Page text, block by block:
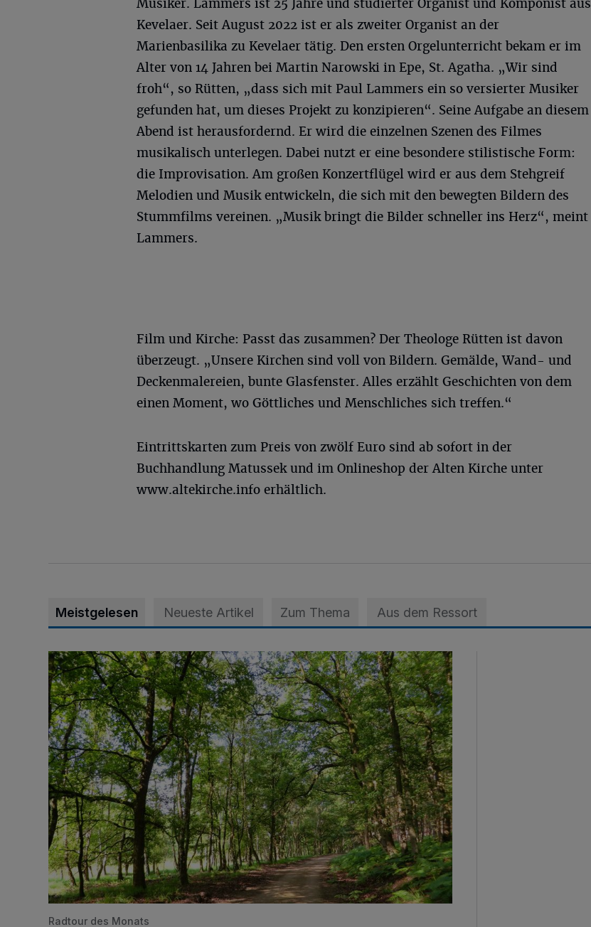
Musiker. Lammers ist 25 Jahre und studierter Organist und Komponist aus
Kevelaer. Seit August 2022 ist er als zweiter Organist an der
Marienbasilika zu Kevelaer tätig. Den ersten Orgelunterricht bekam er im
Alter von 14 Jahren bei Martin Narowski in Epe, St. Agatha. „Wir sind
froh“, so Rütten, „dass sich mit Paul Lammers ein so versierter Musiker
gefunden hat, um dieses Projekt zu konzipieren“. Seine Aufgabe an diesem
Abend ist herausfordernd. Er wird die einzelnen Szenen des Filmes
musikalisch unterlegen. Dabei nutzt er eine besondere stilistische Form:
die Improvisation. Am großen Konzertflügel wird er aus dem Stehgreif
Melodien und Musik entwickeln, die sich mit den bewegten Bildern des
Stummfilms vereinen. „Musik bringt die Bilder schneller ins Herz“, meint
Lammers.
Film und Kirche: Passt das zusammen? Der Theologe Rütten ist davon
überzeugt. „Unsere Kirchen sind voll von Bildern. Gemälde, Wand- und
Deckenmalereien, bunte Glasfenster. Alles erzählt Geschichten von dem
einen Moment, wo Göttliches und Menschliches sich treffen.“
Eintrittskarten zum Preis von zwölf Euro sind ab sofort in der
Buchhandlung Matussek und im Onlineshop der Alten Kirche unter
www.altekirche.info erhältlich.
Meistgelesen Neueste Artikel Zum Thema Aus dem Ressort
Sommertour durch Naturpark
Radtour des Monats